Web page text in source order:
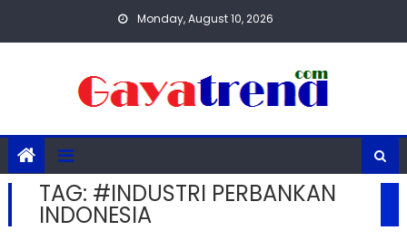
Monday, August 10, 2026
TAG: #INDUSTRI PERBANKAN
INDONESIA